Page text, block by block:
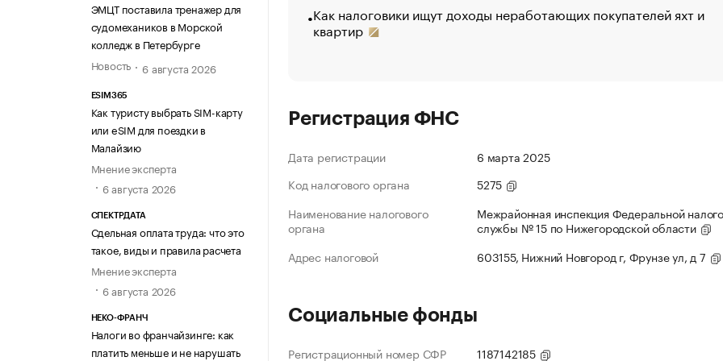
ЭМЦТ поставила тренажер для
судомехаников в Морской
колледж в Петербурге
Новость
6 августа 2026
ESIM365
Как туристу выбрать SIM-карту
или eSIM для поездки в
Малайзию
Мнение эксперта
6 августа 2026
СПЕКТРДАТА
Сдельная оплата труда: что это
такое, виды и правила расчета
Мнение эксперта
6 августа 2026
НЕКО-ФРАНЧ
Налоги во франчайзинге: как
платить меньше и не нарушать
Как налоговики ищут доходы неработающих покупателей яхт и
квартир
Регистрация ФНС
Дата регистрации
6 марта 2025
Код налогового органа
5275
Наименование налогового
органа
Межрайонная инспекция Федеральной
службы № 15 по Нижегородской области
Адрес налоговой
603155, Нижний Новгород г, Фрунзе ул, д 7
Социальные фонды
Регистрационный номер СФР 1187142185